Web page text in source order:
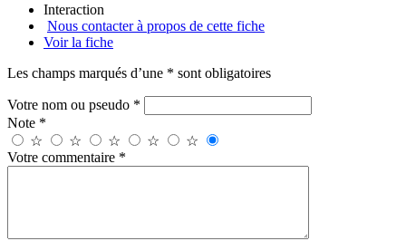
Interaction
Nous contacter à propos de cette fiche
Voir la fiche
Les champs marqués d’une * sont obligatoires
Votre nom ou pseudo *
Note *
☆
☆ ☆ ☆
☆
Votre commentaire *